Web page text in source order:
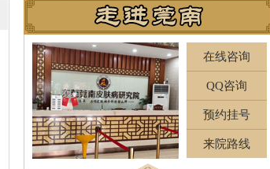
在线咨询
QQ咨询
预约挂号
来院路线